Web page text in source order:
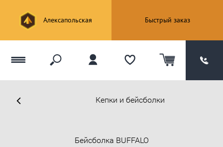
Алексапольская Быстрый заказ
Кепки и бейсболки
Бейсболка BUFFALO